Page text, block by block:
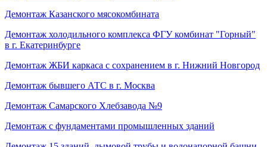
Демонтаж Казанского мясокомбината
Демонтаж холодильного комплекса ФГУ комбинат "Горный"
в г. Екатеринбурге
Демонтаж ЖБИ каркаса с сохранением в г. Нижний Новгород
Демонтаж бывшего АТС в г. Москва
Демонтаж Самарского Хлебзавода №9
Демонтаж с фундаментами промышленных зданий